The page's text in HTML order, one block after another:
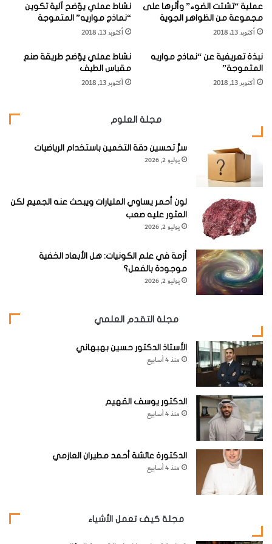
الإضافية أو منشورٌ يعمل على تصحيح الصورة (هذه الخاصية
موجودة في جميع المناظير).
ولكن كل مرة يمر فيهاالضوء من خلال عدسة فإنه يضعف بشكل
طفيف، ولهذا تلغى في المنظار الفضائي العدسات المصححة وتُرى
النوع الثاني من المناظير هو المنظار العاكس (
في النمط النيوتني لهذا النوع (سمي كذلك نسبة إلى مخترعه
السيرإسحق نيوتن) تسقط أشعة الضوء على مرآة غير مستوية
وتُعكس مرة أخرى عبر قناة مفتوحة على مرآة صغيرة مستوية
تعمل على توجيه الضوء إلى العدسة العينية المثبتة على جانب
القناة، ولهذا فإن الراصد ينظر في القناة وليس في أعلاها.
في نظام بديل لهذا النوع يعرف باسم كاسيغرين يكون للمرآة
الأولية فتحة في مركزها بحيث تنعكس جميع أشعة الضوء مرة
أخرى عبرها إلى العدسة العينية.
عملية “تشتت الضوء” وأثرها على
مجموعة من الظواهر الجوية
أكتوبر 13, 2018
نشاط عملي يوّضح آلية تكوين
“نماذج مواريه” المتموجة
أكتوبر 13, 2018
نبذة تعريفية عن “نماذج مواريه
المتموجة”
أكتوبر 13, 2018
نشاط عملي يوّضح طريقة صنع
مقياس الطيف
أكتوبر 13, 2018
مجلة العلوم
سرُّ تحسين دقة التخمين باستخدام الرياضيات
يوليو 2, 2026
لون أحمر يساوي المليارات ويبحث عنه الجميع لكن
العثور عليه صعب
يوليو 2, 2026
أزمة في علم الكونيات: هل الأبعاد الخفية
موجودة بالفعل؟
يوليو 2, 2026
مجلة التقدم العلمي
الأستاذ الدكتور حسين بهبهاني
منذ 4 أسابيع
الدكتور يوسف القهيم
منذ 4 أسابيع
الدكتورة عائشة أحمد مطيران العازمي
منذ 4 أسابيع
مجلة كيف تعمل الأشياء